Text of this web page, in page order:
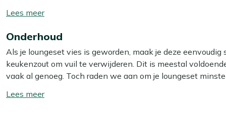
inbegrepen, dus je hoeft niet meer te zoeken naar
Eigenschappen
Teakhout:Sterk hout dat tegen alle seizoenen kan,
zit.
Toon/verberg
meer
Onderhoud
Als je loungeset vies is geworden, maak je deze
keukenzout om vuil te verwijderen. Dit is meestal
vaak al genoeg. Toch raden we aan om je loungeset
Toon/verberg